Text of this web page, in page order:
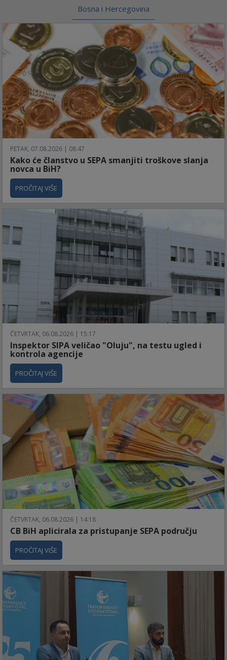
Bosna i Hercegovina
PETAK, 07.08.2026 | 08:47
Kako će članstvo u SEPA smanjiti troškove slanja
novca u BiH?
PROČITAJ VIŠE
ČETVRTAK, 06.08.2026 | 15:17
Inspektor SIPA veličao "Oluju", na testu ugled i
kontrola agencije
PROČITAJ VIŠE
ČETVRTAK, 06.08.2026 | 14:18
CB BiH aplicirala za pristupanje SEPA području
PROČITAJ VIŠE